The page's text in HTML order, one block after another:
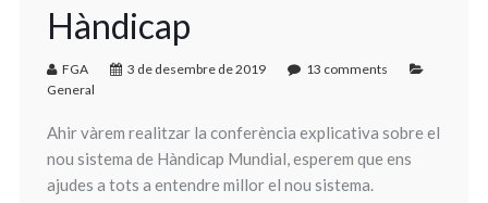
Hàndicap
FGA 3 de desembre de 2019
13 comments
General
Ahir vàrem realitzar la conferència explicativa sobre el
nou sistema de Hàndicap Mundial, esperem que ens
ajudes a tots a entendre millor el nou sistema.